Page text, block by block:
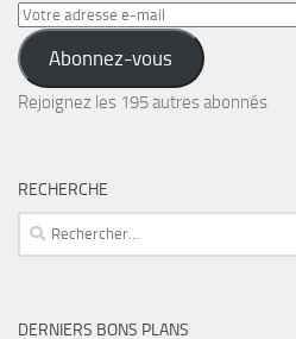
Votre
adresse
e-
mail
Abonnez-vous
Rejoignez les 195 autres abonnés
RECHERCHE
Rechercher :
DERNIERS BONS PLANS